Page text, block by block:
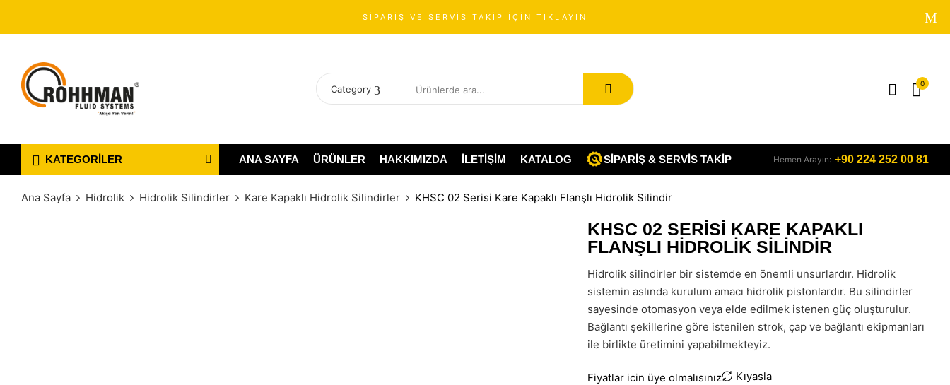
SİPARİŞ VE SERVİS TAKİP İÇİN TIKLAYIN
Category
0
KATEGORILER ANA SAYFA ÜRÜNLER HAKKIMIZDA İLETIŞIM KATALOG SIPARIŞ & SERVIS TAKIP Hemen Arayın: +90 224 252 00 81
Ana Sayfa Hidrolik Hidrolik Silindirler Kare Kapaklı Hidrolik Silindirler KHSC 02 Serisi Kare Kapaklı Flanşlı Hidrolik Silindir
KHSC 02 SERISI KARE KAPAKLI
FLANŞLI HIDROLIK SILINDIR
Hidrolik silindirler bir sistemde en önemli unsurlardır. Hidrolik
sistemin aslında kurulum amacı hidrolik pistonlardır. Bu silindirler
sayesinde otomasyon veya elde edilmek istenen güç oluşturulur.
Bağlantı şekillerine göre istenilen strok, çap ve bağlantı ekipmanları
ile birlikte üretimini yapabilmekteyiz.
Fiyatlar icin üye olmalısınız Kıyasla